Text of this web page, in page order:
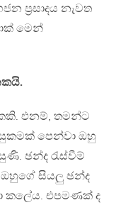
ප්‍රසාදය නැවත
මෙන්
එනම්, තමන්ට
පෙන්වා ඔහු
ඡන්ද රැස්වීම්
ඔහුගේ සියලු ඡන්ද
කලේය. එපමණක් ද